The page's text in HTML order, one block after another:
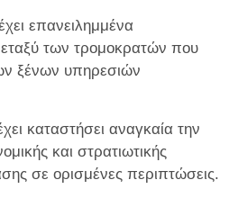
επανειλημμένα
των τρομοκρατών που
ξένων υπηρεσιών
καταστήσει αναγκαία την
και στρατιωτικής
σε ορισμένες περιπτώσεις.